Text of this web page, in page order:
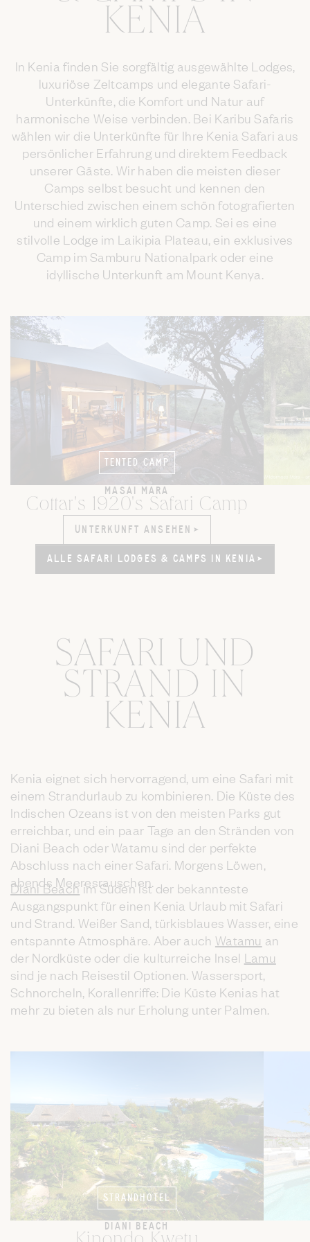
KENIA
In Kenia finden Sie sorgfältig ausgewählte Lodges,
luxuriöse Zeltcamps und elegante Safari-
Unterkünfte, die Komfort und Natur auf
harmonische Weise verbinden. Bei Karibu Safaris
wählen wir die Unterkünfte für Ihre Kenia Safari aus
persönlicher Erfahrung und direktem Feedback
unserer Gäste. Wir haben die meisten dieser
Camps selbst besucht und kennen den
Unterschied zwischen einem schön fotografierten
und einem wirklich guten Camp. Sei es eine
stilvolle Lodge im Laikipia Plateau, ein exklusives
Camp im Samburu Nationalpark oder eine
idyllische Unterkunft am Mount Kenya.
TENTED CAMP
MASAI MARA
Cottar's 1920's Safari Camp
UNTERKUNFT ANSEHEN
UNTERKUNFT ANSEHEN
ALLE SAFARI LODGES & CAMPS IN KENIA
ALLE SAFARI LODGES & CAMPS IN KENIA
SAFARI UND
STRAND IN
KENIA
Kenia eignet sich hervorragend, um eine Safari mit
einem Strandurlaub zu kombinieren. Die Küste des
Indischen Ozeans ist von den meisten Parks gut
erreichbar, und ein paar Tage an den Stränden von
Diani Beach oder Watamu sind der perfekte
Abschluss nach einer Safari. Morgens Löwen,
abends Meeresrauschen.
Diani Beachim Süden ist der bekannteste
Ausgangspunkt für einen Kenia Urlaub mit Safari
und Strand. Weißer Sand, türkisblaues Wasser, eine
entspannte Atmosphäre. Aber auch Watamu an
der Nordküste oder die kulturreiche Insel Lamu
sind je nach Reisestil Optionen. Wassersport,
Schnorcheln, Korallenriffe: Die Küste Kenias hat
mehr zu bieten als nur Erholung unter Palmen.
STRANDHOTEL
DIANI BEACH